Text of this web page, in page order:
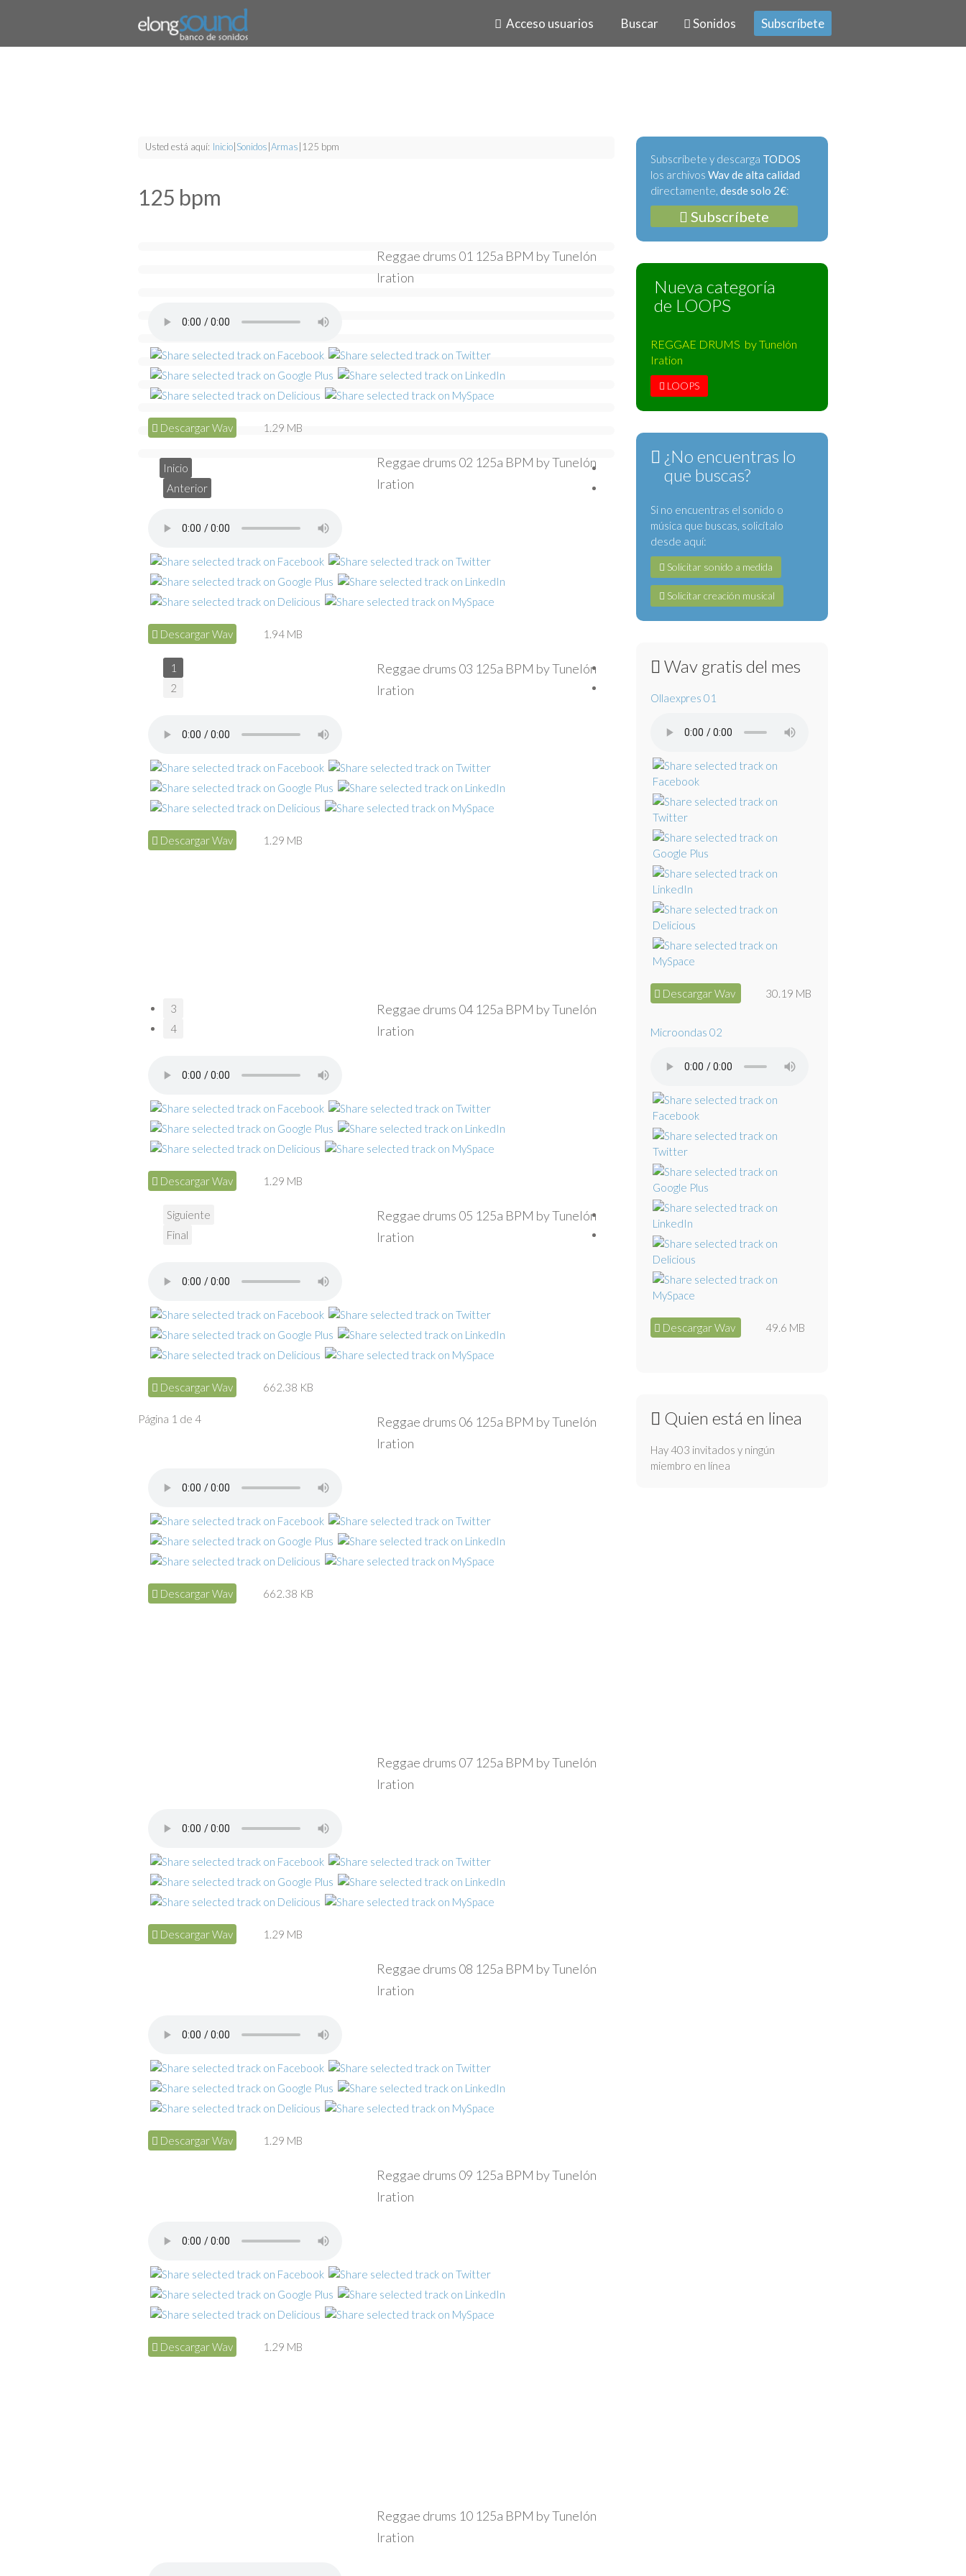
Acceso usuarios Buscar Sonidos Subscríbete
Usted está aquí: Inicio Sonidos Armas 125 bpm
125 bpm
Reggae drums 01 125a BPM by Tunelón
Iration
Descargar Wav 1.29 MB
Reggae drums 02 125a BPM by Tunelón
Iration
Descargar Wav 1.94 MB
Reggae drums 03 125a BPM by Tunelón
Iration
Descargar Wav 1.29 MB
Reggae drums 04 125a BPM by Tunelón
Iration
Descargar Wav 1.29 MB
Reggae drums 05 125a BPM by Tunelón
Iration
Descargar Wav 662.38 KB
Reggae drums 06 125a BPM by Tunelón
Iration
Descargar Wav 662.38 KB
Reggae drums 07 125a BPM by Tunelón
Iration
Descargar Wav 1.29 MB
Reggae drums 08 125a BPM by Tunelón
Iration
Descargar Wav 1.29 MB
Reggae drums 09 125a BPM by Tunelón
Iration
Descargar Wav 1.29 MB
Reggae drums 10 125a BPM by Tunelón
Iration
Inicio
Anterior
1
2
3
4
Siguiente
Final
Página 1 de 4
Subscríbete y descarga TODOS
los archivos Wav de alta calidad
directamente, desde solo 2€:
Subscríbete
Nueva categoría
de LOOPS
REGGAE DRUMS by Tunelón
Iration
LOOPS
¿No encuentras lo
que buscas?
Si no encuentras el sonido o
música que buscas, solicítalo
desde aquí:
Solicitar sonido a medida
Solicitar creación musical
Wav gratis del mes
Ollaexpres 01
Descargar Wav 30.19 MB
Microondas 02
Descargar Wav 49.6 MB
Quien está en linea
Hay 403 invitados y ningún
miembro en línea